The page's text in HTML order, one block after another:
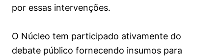
por essas intervenções.
O Núcleo tem participado ativamente do
debate público fornecendo insumos para